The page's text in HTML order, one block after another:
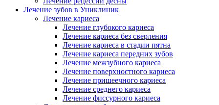
Лечение зубов в Униклиник
Лечение кариеса
Лечение глубокого кариеса
Лечение кариеса без сверления
Лечение кариеса в стадии пятна
Лечение кариеса передних зубов
Лечение межзубного кариеса
Лечение поверхностного кариеса
Лечение пришеечного кариеса
Лечение среднего кариеса
Лечение фиссурного кариеса